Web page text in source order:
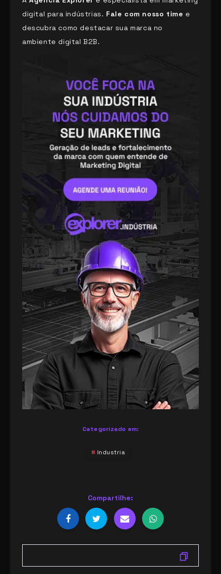
digital para indústrias. Fale com nosso time e
descubra como destacar sua marca no
ambiente digital B2B.
Categorizado em:
Industria
Compartilhe: